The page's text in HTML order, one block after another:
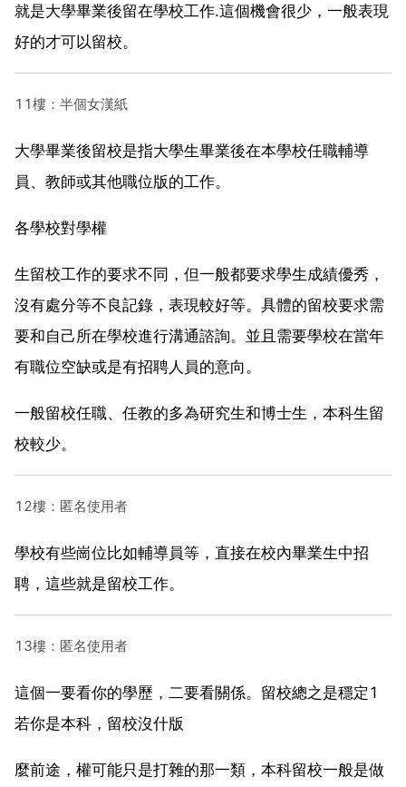
就是大學畢業後留在學校工作.這個機會很少，一般表現
好的才可以留校。
11樓：半個女漢紙
大學畢業後留校是指大學生畢業後在本學校任職輔導
員、教師或其他職位版的工作。
各學校對學權
生留校工作的要求不同，但一般都要求學生成績優秀，
沒有處分等不良記錄，表現較好等。具體的留校要求需
要和自己所在學校進行溝通諮詢。並且需要學校在當年
有職位空缺或是有招聘人員的意向。
一般留校任職、任教的多為研究生和博士生，本科生留
校較少。
12樓：匿名使用者
學校有些崗位比如輔導員等，直接在校內畢業生中招
聘，這些就是留校工作。
13樓：匿名使用者
這個一要看你的學歷，二要看關係。留校總之是穩定1
若你是本科，留校沒什版
麼前途，權可能只是打雜的那一類，本科留校一般是做